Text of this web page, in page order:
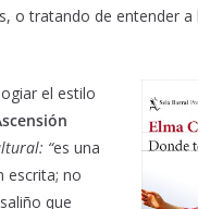
o tratando de entender a
el estilo
“es una
escrita; no
que